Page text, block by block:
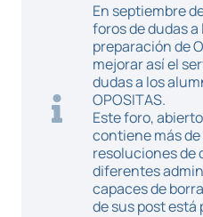
En septiembre
foros de dudas
preparación de
mejorar así el
dudas a los
OPOSITAS.
Este foro,
contiene más
resoluciones de
diferentes
capaces de
de sus post está